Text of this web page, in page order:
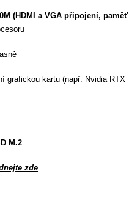
(HDMI a VGA připojení, paměť
grafickou kartu (např. Nvidia RTX
M.2
zde